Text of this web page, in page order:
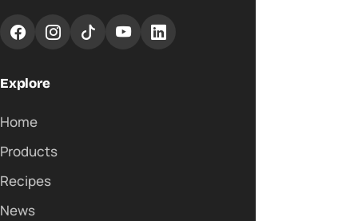
Explore
Home
Products
Recipes
News